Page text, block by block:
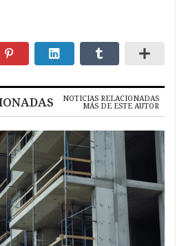
NOTICIAS RELACIONADAS
MÁS DE ESTE AUTOR